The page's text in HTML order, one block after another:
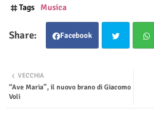
Tags Musica
Facebook
ter
VECCHIA
“Ave Maria”, il nuovo brano di Giacomo
Voli